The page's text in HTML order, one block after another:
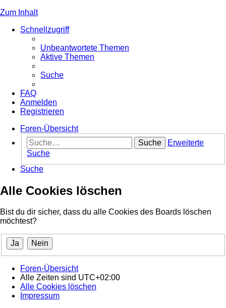
Zum Inhalt
Schnellzugriff
Unbeantwortete Themen
Aktive Themen
Suche
FAQ
Anmelden
Registrieren
Foren-Übersicht
Suche
Erweiterte
Suche
Suche
Alle Cookies löschen
Bist du dir sicher, dass du alle Cookies des Boards löschen
möchtest?
Foren-Übersicht
Alle Zeiten sind UTC+02:00
Alle Cookies löschen
Impressum